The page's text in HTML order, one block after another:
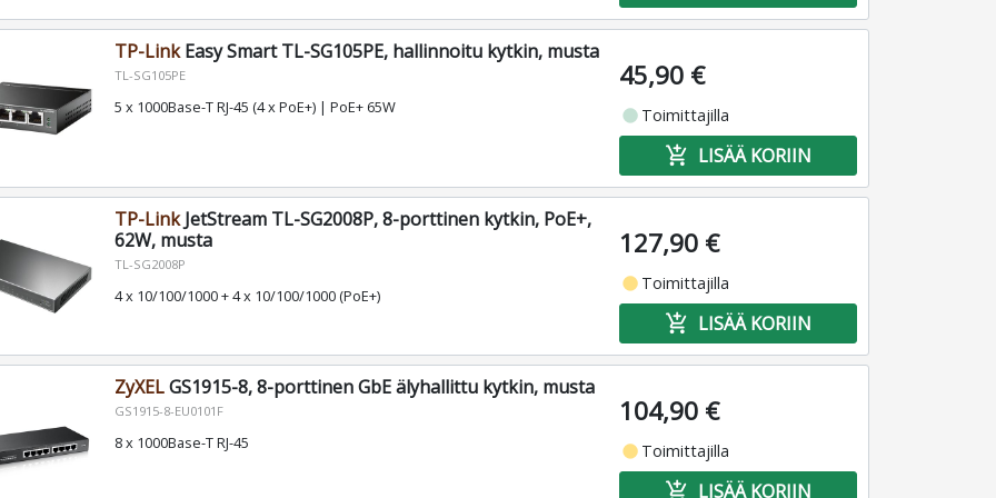
TP-LinkEasy Smart TL-SG105PE, hallinnoitu kytkin, musta
TL-SG105PE
5 x 1000Base-T RJ-45 (4 x PoE+) | PoE+ 65W
45,90 €
fiber_manual_record Toimittajilla
add_shopping_cart LISÄÄ KORIIN
TP-LinkJetStream TL-SG2008P, 8-porttinen kytkin, PoE+,
62W, musta
TL-SG2008P
4 x 10/100/1000 + 4 x 10/100/1000 (PoE+)
127,90 €
fiber_manual_record Toimittajilla
add_shopping_cart LISÄÄ KORIIN
ZyXELGS1915-8, 8-porttinen GbE älyhallittu kytkin, musta
GS1915-8-EU0101F
8 x 1000Base-T RJ-45
104,90 €
fiber_manual_record Toimittajilla
add_shopping_cart LISÄÄ KORIIN